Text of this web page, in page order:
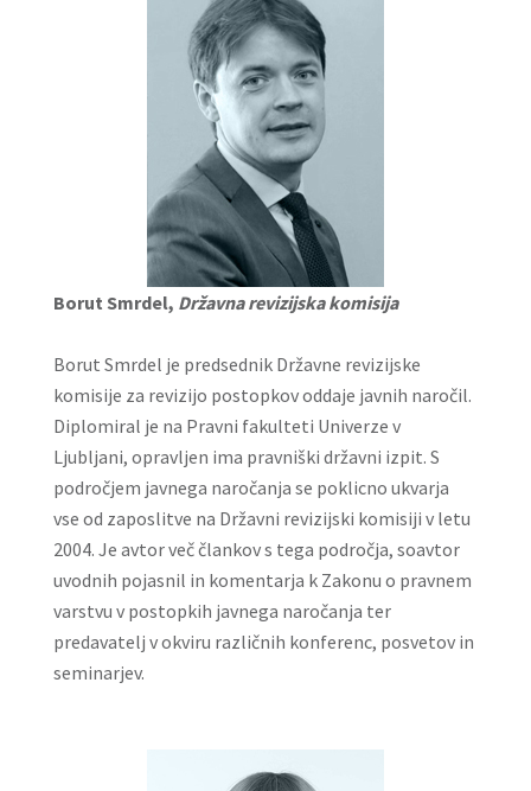
Borut Smrdel, Državna revizijska komisija
Borut Smrdel je predsednik Državne revizijske
komisije za revizijo postopkov oddaje javnih naročil.
Diplomiral je na Pravni fakulteti Univerze v
Ljubljani, opravljen ima pravniški državni izpit. S
področjem javnega naročanja se poklicno ukvarja
vse od zaposlitve na Državni revizijski komisiji v letu
2004. Je avtor več člankov s tega področja, soavtor
uvodnih pojasnil in komentarja k Zakonu o pravnem
varstvu v postopkih javnega naročanja ter
predavatelj v okviru različnih konferenc, posvetov in
seminarjev.